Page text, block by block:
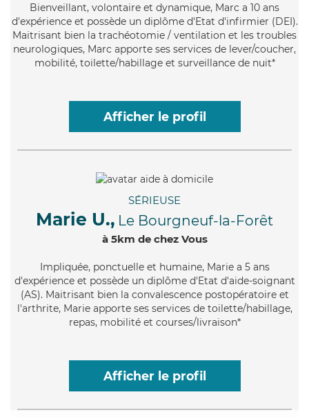
Bienveillant, volontaire et dynamique, Marc a 10 ans
d'expérience et possède un diplôme d'Etat d'infirmier (DEI).
Maitrisant bien la trachéotomie / ventilation et les troubles
neurologiques, Marc apporte ses services de lever/coucher,
mobilité, toilette/habillage et surveillance de nuit*
Afficher le profil
SÉRIEUSE
Marie U., Le Bourgneuf-la-Forêt
à 5km de chez Vous
Impliquée, ponctuelle et humaine, Marie a 5 ans
d'expérience et possède un diplôme d'Etat d'aide-soignant
(AS). Maitrisant bien la convalescence postopératoire et
l'arthrite, Marie apporte ses services de toilette/habillage,
repas, mobilité et courses/livraison*
Afficher le profil